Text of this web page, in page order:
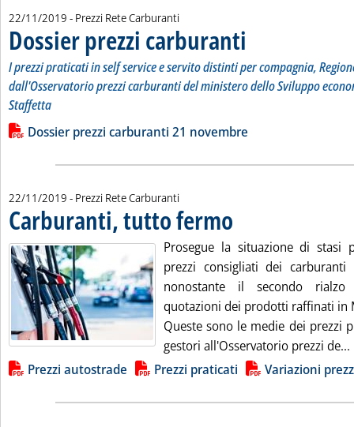
22/11/2019 - Prezzi Rete Carburanti
Dossier prezzi carburanti
I prezzi praticati in self service e servito distinti per compagnia,
dall'Osservatorio prezzi carburanti del ministero dello Sviluppo
Staffetta
Leggi tutta la notizia: 'Dossier prezzi carburanti'
Lista allegati PDF alla notizia
Dossier prezzi carburanti 21 novembre
22/11/2019 - Prezzi Rete Carburanti
Carburanti, tutto fermo
Prosegue la situazione di stasi
prezzi consigliati dei
nonostante il secondo
quotazioni dei prodotti raffinati in
Queste sono le medie dei prezzi
gestori all'Osservatorio prezzi de...
Lista allegati PDF alla notizia
Prezzi autostrade Prezzi praticati Variazioni